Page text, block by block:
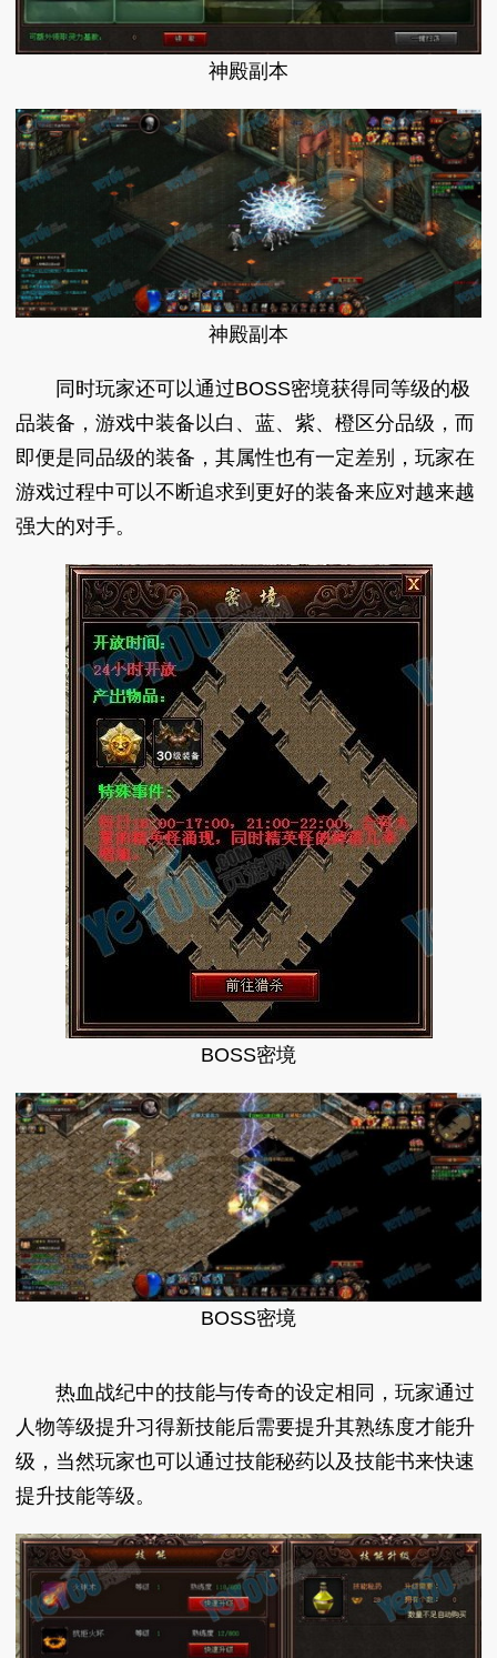
神殿副本
神殿副本
同时玩家还可以通过BOSS密境获得同等级的极
品装备，游戏中装备以白、蓝、紫、橙区分品级，而
即便是同品级的装备，其属性也有一定差别，玩家在
游戏过程中可以不断追求到更好的装备来应对越来越
强大的对手。
BOSS密境
BOSS密境
热血战纪中的技能与传奇的设定相同，玩家通过
人物等级提升习得新技能后需要提升其熟练度才能升
级，当然玩家也可以通过技能秘药以及技能书来快速
提升技能等级。